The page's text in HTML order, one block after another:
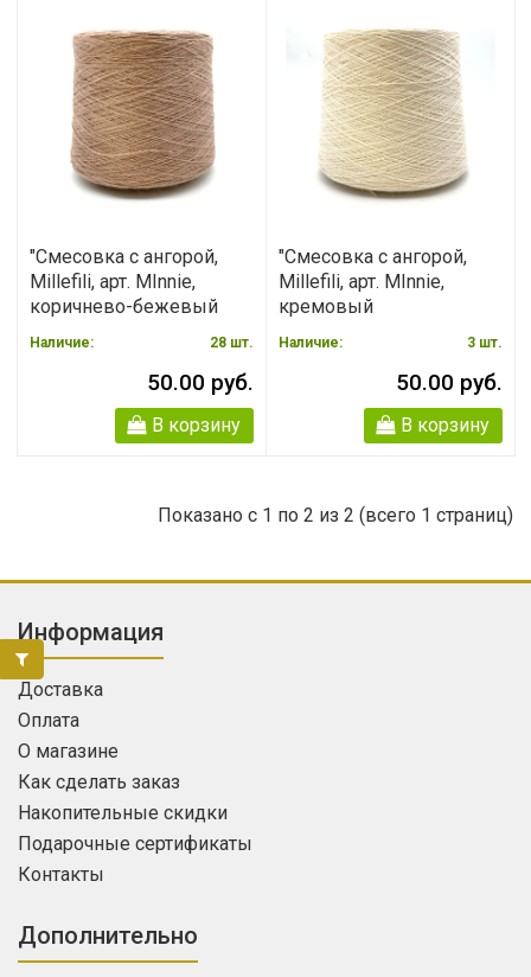
"Смесовка с ангорой,
Millefili, арт. MInnie,
коричнево-бежевый
Наличие: 28 шт.
50.00 руб.
В корзину
"Смесовка с ангорой,
Millefili, арт. MInnie,
кремовый
Наличие: 3 шт.
50.00 руб.
В корзину
Показано с 1 по 2 из 2 (всего 1 страниц)
Информация
Доставка
Оплата
О магазине
Как сделать заказ
Накопительные скидки
Подарочные сертификаты
Контакты
Дополнительно